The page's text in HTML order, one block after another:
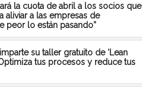
la cuota de abril a los socios que
aliviar a las empresas de
peor lo están pasando”
su taller gratuito de ‘Lean
tus procesos y reduce tus